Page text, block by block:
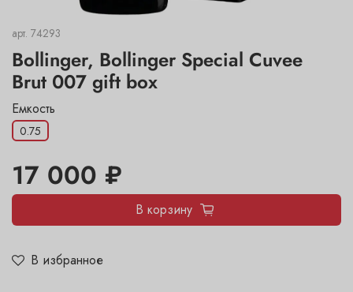
арт. 74293
Bollinger, Bollinger Special Cuvee
Brut 007 gift box
В избранное
Емкость
0.75
17 000 ₽
В корзину